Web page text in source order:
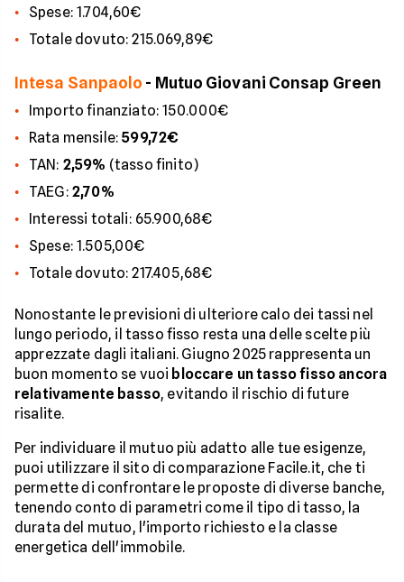
Spese: 1.704,60€
Totale dovuto: 215.069,89€
Intesa Sanpaolo - Mutuo Giovani Consap Green
Importo finanziato: 150.000€
Rata mensile:599,72€
TAN: 2,59% (tasso finito)
TAEG: 2,70%
Interessi totali: 65.900,68€
Spese: 1.505,00€
Totale dovuto: 217.405,68€
Nonostante le previsioni di ulteriore calo dei tassi nel
lungo periodo, il tasso fisso resta una delle scelte più
apprezzate dagli italiani. Giugno 2025 rappresenta un
buon momento se vuoi bloccare un tasso fisso ancora
relativamente basso, evitando il rischio di future
risalite.
Per individuare il mutuo più adatto alle tue esigenze,
puoi utilizzare il sito di comparazione Facile.it, che ti
permette di confrontare le proposte di diverse banche,
tenendo conto di parametri come il tipo di tasso, la
durata del mutuo, l'importo richiesto e la classe
energetica dell'immobile.